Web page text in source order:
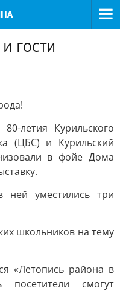
гости
летия Курильского
(ЦБС) и Курильский
в фойе Дома
ней уместились три
школьников на тему
«Летопись района в
посетители смогут